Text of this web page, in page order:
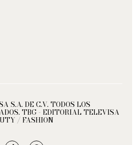
S.A. DE C.V. TODOS LOS
TBG - EDITORIAL TELEVISA
/ FASHION